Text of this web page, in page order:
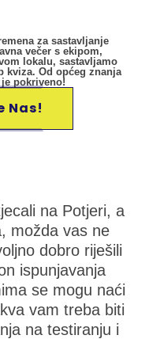
za sastavljanje
večer s ekipom,
lokalu, sastavljamo
kviza. Od općeg znanja
pokriveno!
Nas!
na Potjeri, a
možda vas ne
dobro riješili
ispunjavanja
se mogu naći
vam treba biti
na testiranju i